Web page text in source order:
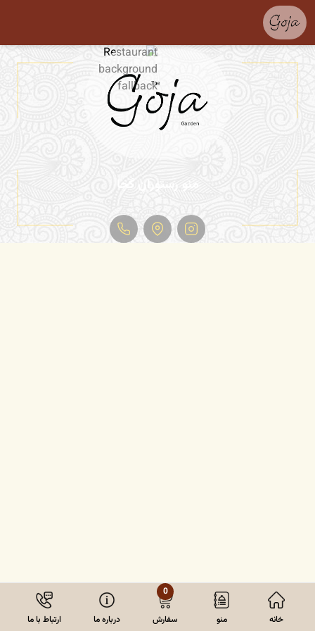
منو رستوران گجا
خانه منو
0
سفارش درباره ما ارتباط با ما